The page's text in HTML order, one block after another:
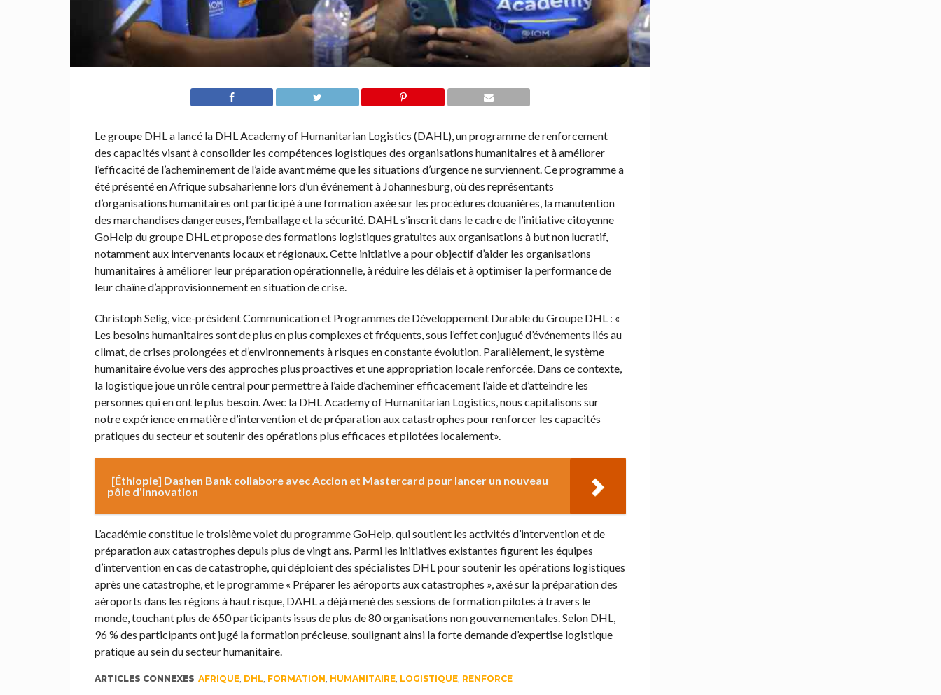
Le groupe DHL a lancé la DHL Academy of Humanitarian Logistics (DAHL), un programme de renforcement
des capacités visant à consolider les compétences logistiques des organisations humanitaires et à améliorer
l’efficacité de l’acheminement de l’aide avant même que les situations d’urgence ne surviennent. Ce programme a
été présenté en Afrique subsaharienne lors d’un événement à Johannesburg, où des représentants
d’organisations humanitaires ont participé à une formation axée sur les procédures douanières, la manutention
des marchandises dangereuses, l’emballage et la sécurité. DAHL s’inscrit dans le cadre de l’initiative citoyenne
GoHelp du groupe DHL et propose des formations logistiques gratuites aux organisations à but non lucratif,
notamment aux intervenants locaux et régionaux. Cette initiative a pour objectif d’aider les organisations
humanitaires à améliorer leur préparation opérationnelle, à réduire les délais et à optimiser la performance de
leur chaîne d’approvisionnement en situation de crise.
Christoph Selig, vice-président Communication et Programmes de Développement Durable du Groupe DHL : «
Les besoins humanitaires sont de plus en plus complexes et fréquents, sous l’effet conjugué d’événements liés au
climat, de crises prolongées et d’environnements à risques en constante évolution. Parallèlement, le système
humanitaire évolue vers des approches plus proactives et une appropriation locale renforcée. Dans ce contexte,
la logistique joue un rôle central pour permettre à l’aide d’acheminer efficacement l’aide et d’atteindre les
personnes qui en ont le plus besoin. Avec la DHL Academy of Humanitarian Logistics, nous capitalisons sur
notre expérience en matière d’intervention et de préparation aux catastrophes pour renforcer les capacités
pratiques du secteur et soutenir des opérations plus efficaces et pilotées localement».
[Éthiopie] Dashen Bank collabore avec Accion et Mastercard pour lancer un nouveau
pôle d'innovation
L’académie constitue le troisième volet du programme GoHelp, qui soutient les activités d’intervention et de
préparation aux catastrophes depuis plus de vingt ans. Parmi les initiatives existantes figurent les équipes
d’intervention en cas de catastrophe, qui déploient des spécialistes DHL pour soutenir les opérations logistiques
après une catastrophe, et le programme « Préparer les aéroports aux catastrophes », axé sur la préparation des
aéroports dans les régions à haut risque, DAHL a déjà mené des sessions de formation pilotes à travers le
monde, touchant plus de 650 participants issus de plus de 80 organisations non gouvernementales. Selon DHL,
96 % des participants ont jugé la formation précieuse, soulignant ainsi la forte demande d’expertise logistique
pratique au sein du secteur humanitaire.
ARTICLES CONNEXES AFRIQUE, DHL FORMATION HUMANITAIRE, LOGISTIQUE, RENFORCE